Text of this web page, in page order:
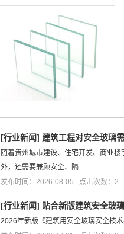
[行业新闻] 建筑工程对安全玻璃
随着贵州城市建设、住宅开发、商业
外，还需要兼顾安全、隔
发布时间：2026-08-05 点击次数：2
[行业新闻] 贴合新版建筑安全玻
2026年新版《建筑用安全玻璃安全技